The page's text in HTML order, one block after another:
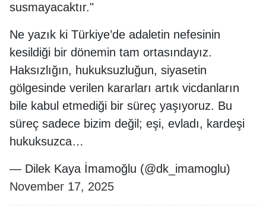
susmayacaktır."
Ne yazık ki Türkiye’de adaletin nefesinin
kesildiği bir dönemin tam ortasındayız.
Haksızlığın, hukuksuzluğun, siyasetin
gölgesinde verilen kararları artık vicdanların
bile kabul etmediği bir süreç yaşıyoruz. Bu
süreç sadece bizim değil; eşi, evladı, kardeşi
hukuksuzca…
— Dilek Kaya İmamoğlu (@dk_imamoglu)
November 17, 2025